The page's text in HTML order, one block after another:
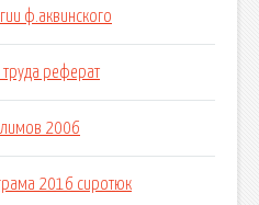
ф.аквинского
труда реферат
2006
2016 сиротюк